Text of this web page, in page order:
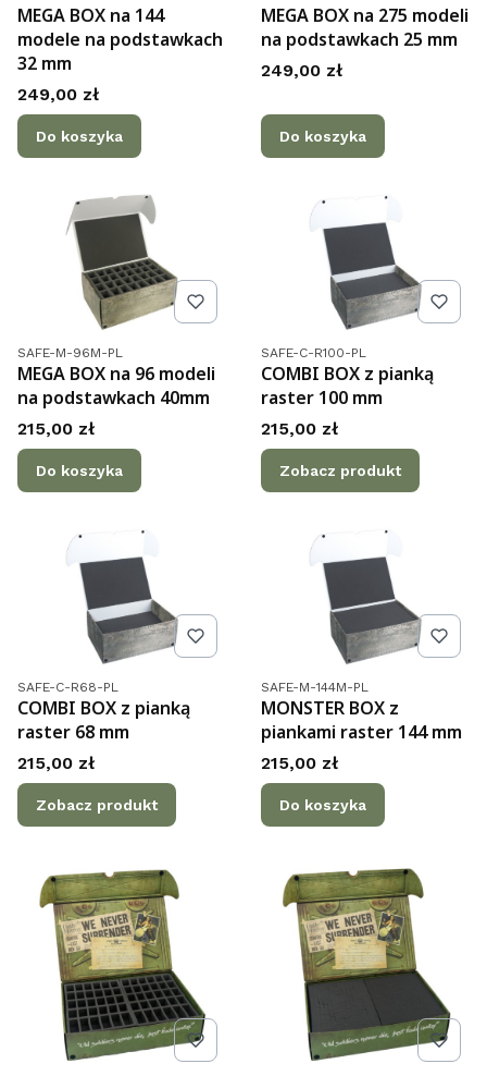
MEGA BOX na 144
modele na podstawkach
32 mm
Cena
249,00 zł
Do koszyka
MEGA BOX na 275 modeli
na podstawkach 25 mm
Cena
249,00 zł
Do koszyka
Kod produktu
SAFE-M-96M-PL
MEGA BOX na 96 modeli
na podstawkach 40mm
Cena
215,00 zł
Do koszyka
Kod produktu
SAFE-C-R100-PL
COMBI BOX z pianką
raster 100 mm
Cena
215,00 zł
Zobacz produkt
Kod produktu
SAFE-C-R68-PL
COMBI BOX z pianką
raster 68 mm
Cena
215,00 zł
Zobacz produkt
Kod produktu
SAFE-M-144M-PL
MONSTER BOX z
piankami raster 144 mm
Cena
215,00 zł
Do koszyka